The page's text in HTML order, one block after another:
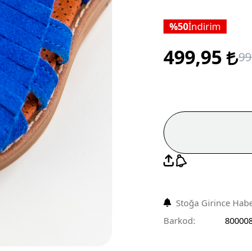
50İndirim
499,95
Stoğa Girince
Barkod: